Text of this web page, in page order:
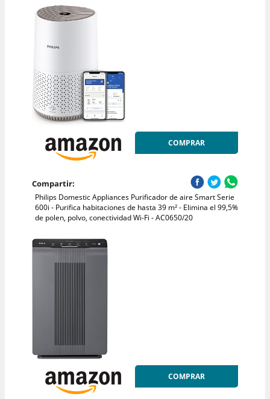
COMPRAR
Compartir:
Philips Domestic Appliances Purificador de aire Smart Serie
600i - Purifica habitaciones de hasta 39 m² - Elimina el 99,5%
de polen, polvo, conectividad Wi-Fi - AC0650/20
COMPRAR